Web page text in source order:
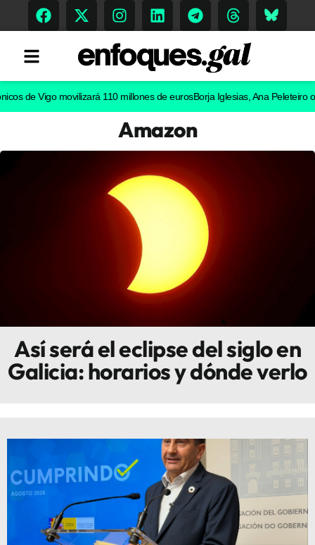
Innova
Vigo movilizará 110 millones de eurosBorja Iglesias, Ana Peleteiro o Abel
Amazon
Así será el eclipse del siglo en
Galicia: horarios y dónde verlo